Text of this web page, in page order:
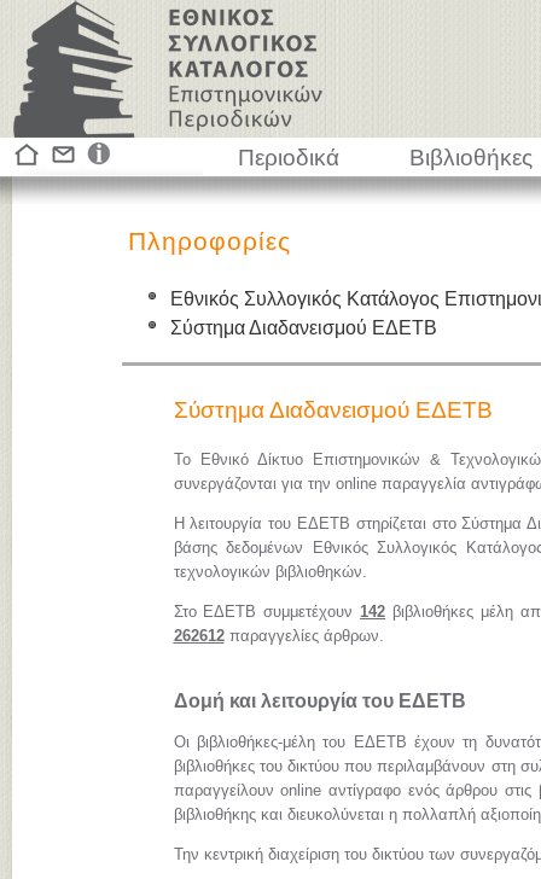
Περιοδικά Βιβλιοθήκες
Πληροφορίες
Εθνικός Συλλογικός Κατάλογος
Σύστημα Διαδανεισμού ΕΔΕΤΒ
Σύστημα Διαδανεισμού ΕΔΕΤΒ
Το Εθνικό Δίκτυο Επιστημονικών &
συνεργάζονται για την online παραγγελία
Η λειτουργία του ΕΔΕΤΒ στηρίζεται στο Σύστημα
βάσης δεδομένων Εθνικός Συλλογικός
τεχνολογικών βιβλιοθηκών.
Στο ΕΔΕΤΒ συμμετέχουν142 βιβλιοθήκες μέλη
262612παραγγελίες άρθρων.
Δομή και λειτουργία του ΕΔΕΤΒ
Οι βιβλιοθήκες-μέλη του ΕΔΕΤΒ έχουν τη
βιβλιοθήκες του δικτύου που περιλαμβάνουν στη
παραγγείλουν online αντίγραφο ενός άρθρου στις
βιβλιοθήκης και διευκολύνεται η πολλαπλή
Την κεντρική διαχείριση του δικτύου των